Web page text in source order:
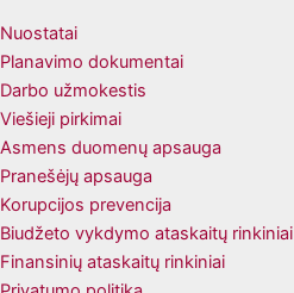
Nuostatai
Planavimo dokumentai
Darbo užmokestis
Viešieji pirkimai
Asmens duomenų apsauga
Pranešėjų apsauga
Korupcijos prevencija
Biudžeto vykdymo ataskaitų rinkiniai
Finansinių ataskaitų rinkiniai